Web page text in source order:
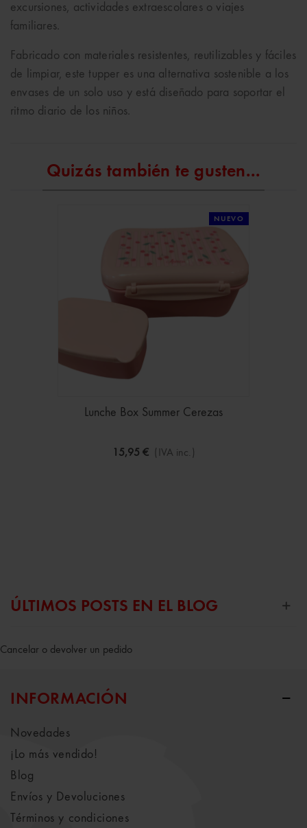
excursiones, actividades extraescolares o viajes
familiares.
Fabricado con materiales resistentes, reutilizables y fáciles
de limpiar, este tupper es una alternativa sostenible a los
envases de un solo uso y está diseñado para soportar el
ritmo diario de los niños.
Quizás también te gusten...
NUEVO
Lunche Box Summer Cerezas
15,95 € (IVA inc.)
ÚLTIMOS POSTS EN EL BLOG
Cancelar o devolver un pedido
INFORMACIÓN
Novedades
¡Lo más vendido!
Blog
Envíos y Devoluciones
Términos y condiciones